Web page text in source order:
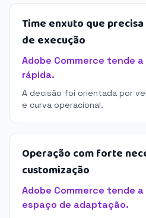
Time enxuto que
de execução
Adobe Commerce tende
rápida.
A decisão foi orientada por
e curva operacional.
Operação com forte
customização
Adobe Commerce tende
espaço de adaptação.